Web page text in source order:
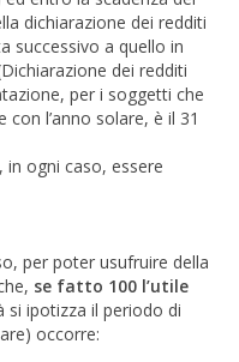
dichiarazione dei redditi
successivo a quello in
dei redditi
per i soggetti che
con l’anno solare, è il 31
ogni caso, essere
per poter usufruire della
se fatto 100 l’utile
si ipotizza il periodo di
occorre: